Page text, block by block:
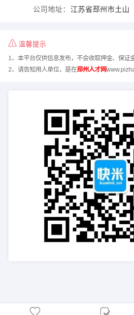
公司地址： 江苏省邳州市土山
温馨提示
1、本平台仅供信息发布，不会收取押金、保证金
2、请告知用人单位，是在邳州人才网